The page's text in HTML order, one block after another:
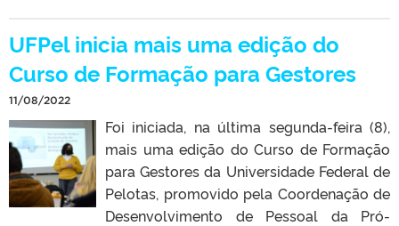
UFPel inicia mais uma edição do
Curso de Formação para Gestores
11/08/2022
Foi iniciada, na última segunda-feira (8),
mais uma edição do Curso de Formação
para Gestores da Universidade Federal de
Pelotas, promovido pela Coordenação de
Desenvolvimento de Pessoal da Pró-